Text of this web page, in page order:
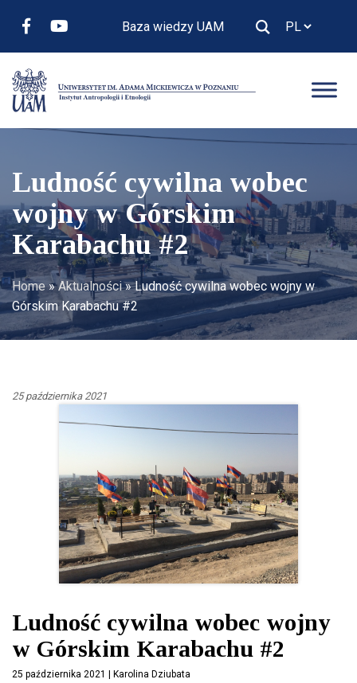
Baza wiedzy UAM
Ludność cywilna wobec
wojny w Górskim
Karabachu #2
Home»Aktualności»Ludność cywilna wobec wojny w
Górskim Karabachu #2
25 października 2021
Ludność cywilna wobec wojny
w Górskim Karabachu #2
25 października 2021 | Karolina Dziubata